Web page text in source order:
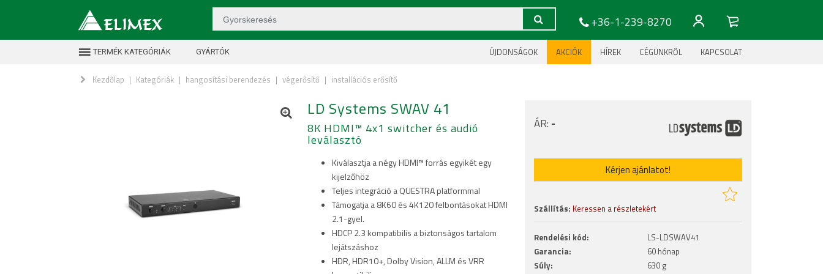
+36-1-239-8270
TERMÉK KATEGÓRIÁK GYÁRTÓK KAPCSOLAT
CÉGÜNKRŐL
HÍREK
AKCIÓK
ÚJDONSÁGOK
Kezdőlap | Kategóriák | hangosítási berendezés | végerősítő | installációs erősítő
LD Systems SWAV 41
8K HDMI™ 4x1 switcher és audió
leválasztó
Kiválasztja a négy HDMI™ forrás egyikét egy
kijelzőhöz
Teljes integráció a QUESTRA platformmal
Támogatja a 8K60 és 4K120 felbontásokat HDMI
2.1-gyel.
HDCP 2.3 kompatibilis a biztonságos tartalom
lejátszáshoz
HDR, HDR10+, Dolby Vision, ALLM és VRR
ÁR: -
Kérjen ajánlatot!
Szállítás: Keressen a részletekért
Rendelési kód:
LS-LDSWAV41
Garancia:
60 hónap
Súly:
630 g